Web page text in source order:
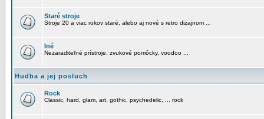
Staré stroje
Stroje 20 a viac rokov staré, alebo aj nové s retro dizajnom ...
Iné
Nezaraditeľné prístroje, zvukové pomôcky, voodoo ...
Hudba a jej posluch
Rock
Classic, hard, glam, art, gothic, psychedelic, ... rock